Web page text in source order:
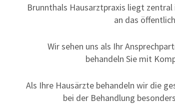
Brunnthals Hausarztpraxis liegt
an das
Wir sehen uns als Ihr
behandeln Sie mit
Als Ihre Hausärzte behandeln wir die
bei der Behandlung